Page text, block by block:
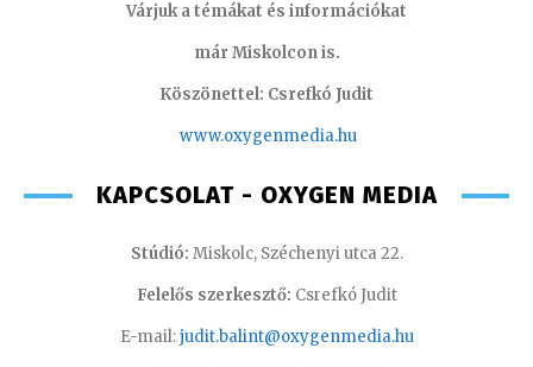
Várjuk a témákat és információkat
már Miskolcon is.
Köszönettel: Csrefkó Judit
www.oxygenmedia.hu
KAPCSOLAT - OXYGEN MEDIA
Stúdió: Miskolc, Széchenyi utca 22.
Felelős szerkesztő: Csrefkó Judit
E-mail:judit.balint@oxygenmedia.hu